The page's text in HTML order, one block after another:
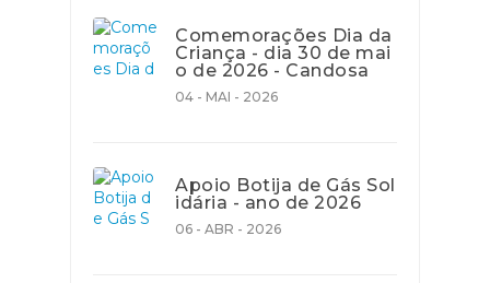
Comemorações Dia da
Criança - dia 30 de mai
o de 2026 - Candosa
04 - MAI - 2026
Apoio Botija de Gás Sol
idária - ano de 2026
06 - ABR - 2026